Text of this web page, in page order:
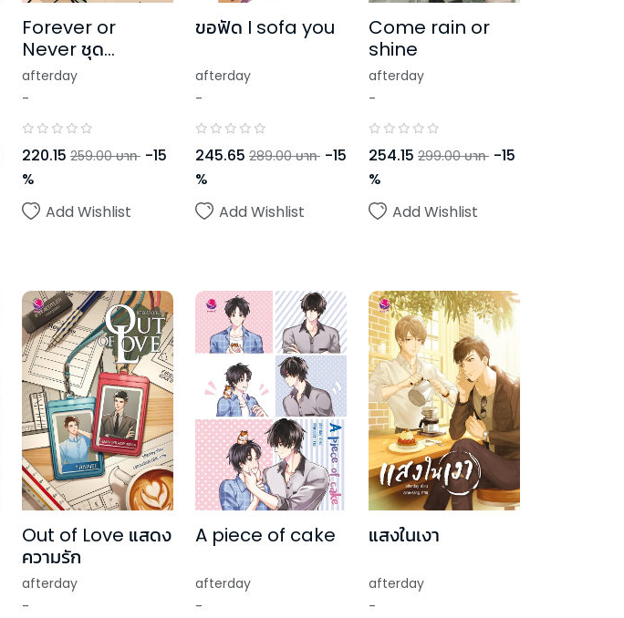
Forever or
Never ชุด
RealGuysFiction
afterday
-
220.15 259.00 บาท -15
%
Add Wishlist
ขอฟัด I sofa you
afterday
-
245.65 289.00 บาท -15
%
Add Wishlist
Come rain or
shine
afterday
-
254.15 299.00 บาท -15
%
Add Wishlist
Out of Love แสดง
ความรัก
afterday
-
A piece of cake
afterday
-
แสงในเงา
afterday
-